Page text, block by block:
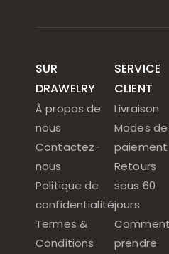
SUR
DRAWELRY
À propos de
nous
Contactez-
nous
Politique de
confidentialité
Termes &
Conditions
SERVICE
CLIENT
Livraison
Modes de
paiement
Retours
sous 60
jours
Comment
prendre